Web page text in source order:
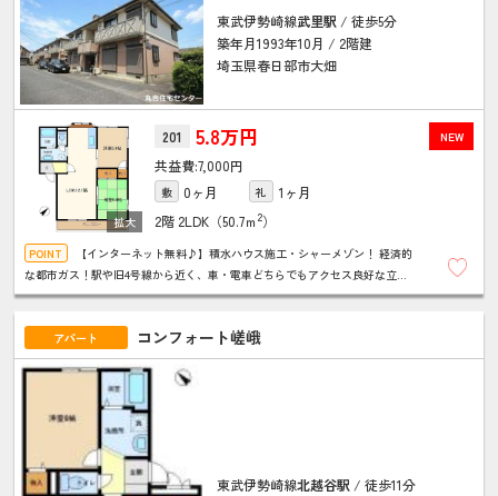
東武伊勢崎線武里駅 / 徒歩5分
築年月1993年10月 / 2階建
埼玉県春日部市大畑
NEW
201 5.8万円
7,000円
敷 0ヶ月 礼
1ヶ月
2階 2LDK（50.7ｍ 2）
【インターネット無料♪】積水ハウス施工・シャーメゾン！ 経済的
な都市ガス！駅や旧4号線から近く、車・電車どちらでもアクセス良好な立地
です♪ 各部屋収納付きで生活便利！和室はモダン畳です！
アパート コンフォート嵯峨
東武伊勢崎線北越谷駅 / 徒歩11分